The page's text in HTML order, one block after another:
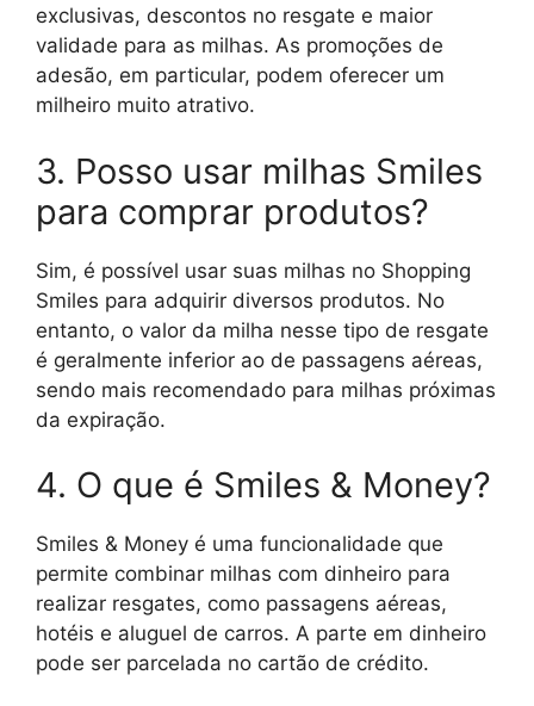
exclusivas, descontos no resgate e maior
validade para as milhas. As promoções de
adesão, em particular, podem oferecer um
milheiro muito atrativo.
3. Posso usar milhas Smiles
para comprar produtos?
Sim, é possível usar suas milhas no Shopping
Smiles para adquirir diversos produtos. No
entanto, o valor da milha nesse tipo de resgate
é geralmente inferior ao de passagens aéreas,
sendo mais recomendado para milhas próximas
da expiração.
4. O que é Smiles & Money?
Smiles & Money é uma funcionalidade que
permite combinar milhas com dinheiro para
realizar resgates, como passagens aéreas,
hotéis e aluguel de carros. A parte em dinheiro
pode ser parcelada no cartão de crédito.